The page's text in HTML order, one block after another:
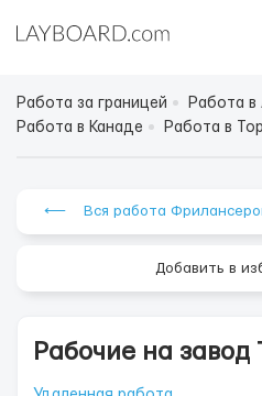
Работа за границей
Работа в
Работа в Канаде
Работа в
⟵ Вся работа
Добавить в
Рабочие на завод